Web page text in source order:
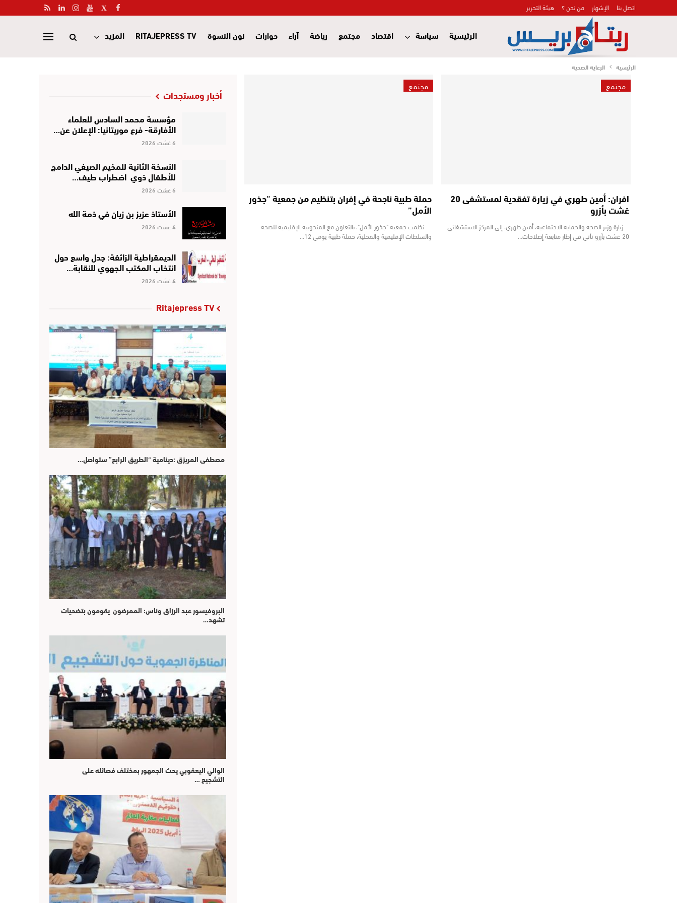
اتصل بنا الإشهار من نحن ؟ هيئة التحرير
الرئيسية سياسة اقتصاد مجتمع رياضة آراء حوارات نون النسوة RITAJEPRESS TV المزيد
الرئيسية الرعاية الصحية
مجتمع
افران: أمين طهري في زيارة تفقدية لمستشفى 20
غشت بأزرو
زيارة وزير الصحة والحماية الاجتماعية، أمين طهري، إلى المركز الاستشفائي
20 غشت بأزرو تأتي في إطار متابعة إصلاحات…
مجتمع
حملة طبية ناجحة في إفران بتنظيم من جمعية “جذور
الأمل”
نظمت جمعية "جذور الأمل"، بالتعاون مع المندوبية الإقليمية للصحة
والسلطات الإقليمية والمحلية، حملة طبية يومي 12…
أخبار ومستجدات
مؤسسة محمد السادس للعلماء
الأفارقة- فرع موريتانيا: الإعلان عن…
6 غشت 2026
النسخة الثانية للمخيم الصيفي الدامج
للأطفال ذوي اضطراب طيف…
6 غشت 2026
الأستاذ عزيز بن زيان في ذمة الله
4 غشت 2026
الديمقراطية الزائفة: جدل واسع حول
انتخاب المكتب الجهوي للنقابة…
4 غشت 2026
Ritajepress TV
مصطفى المريزق :دينامية “الطريق الرابع” ستواصل…
البروفيسور عبد الرزاق وناس: الممرضون يقومون بتضحيات
تشهد…
الوالي اليعقوبي يحث الجمهور بمختلف فصائله على
التشجيع …